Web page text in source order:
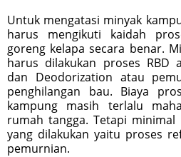
Untuk mengatasi minyak
harus mengikuti kaidah
goreng kelapa secara benar.
harus dilakukan proses RBD
dan Deodorization atau
penghilangan bau. Biaya
kampung masih terlalu
rumah tangga. Tetapi
yang dilakukan yaitu proses
pemurnian.